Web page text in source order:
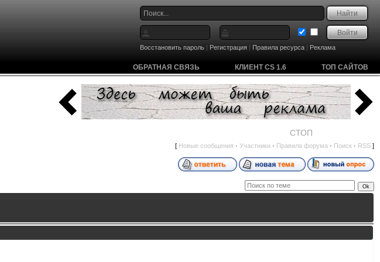
Восстановить пароль | Регистрация | Правила ресурса | Реклама
ТОП САЙТОВ
КЛИЕНТ CS 1.6
ОБРАТНАЯ СВЯЗЬ
СТОП
[ Новые сообщения · Участники · Правила форума · Поиск · RSS ]